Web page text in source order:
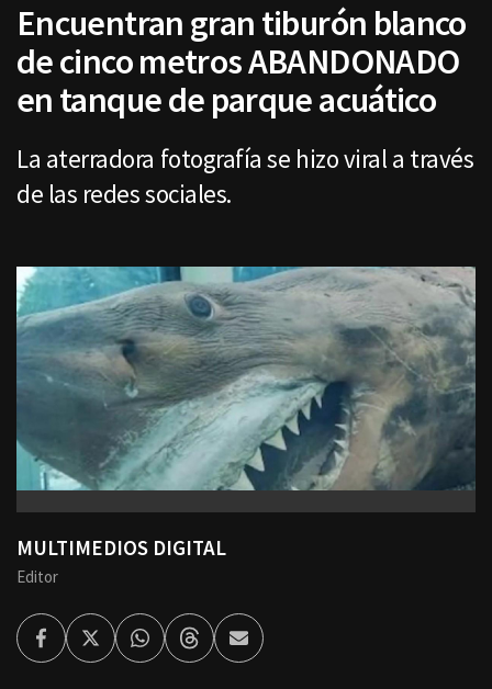
Encuentran gran tiburón blanco
de cinco metros ABANDONADO
en tanque de parque acuático
La aterradora fotografía se hizo viral a través
de las redes sociales.
MULTIMEDIOS DIGITAL
Editor
FacebookTwitterWhatsappThreadsEnviar
por